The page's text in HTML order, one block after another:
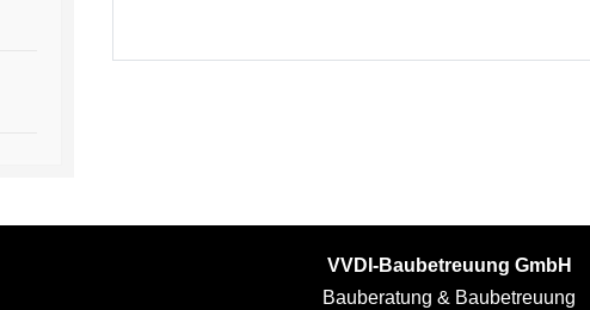
VVDI-Baubetreuung GmbH
Bauberatung & Baubetreuung